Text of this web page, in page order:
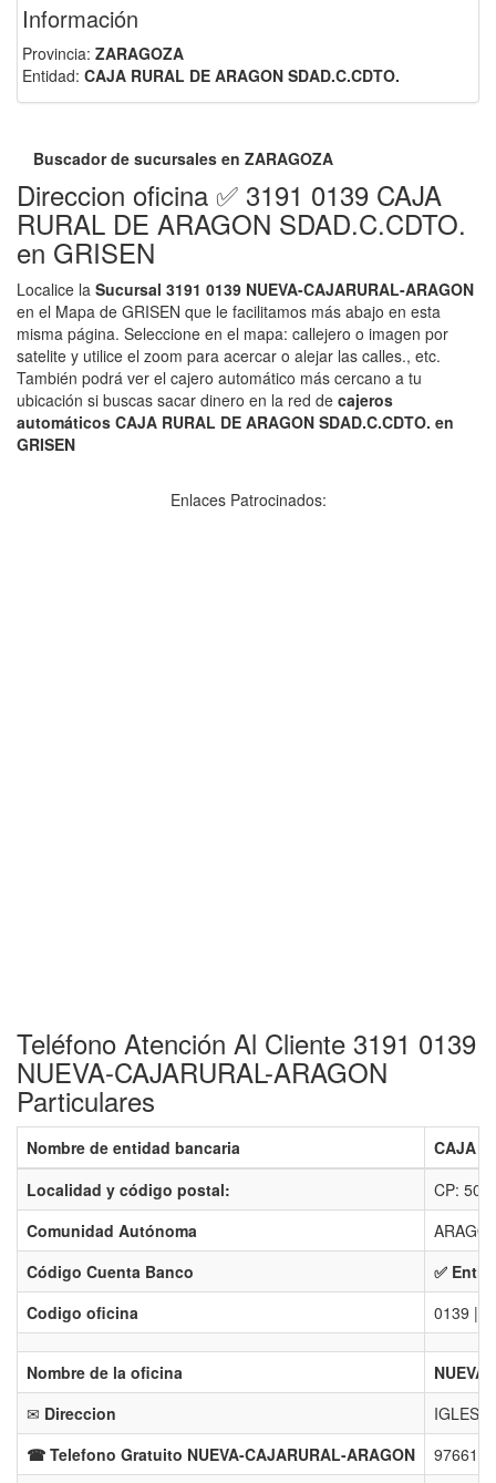
Información
Provincia: ZARAGOZA
Entidad: CAJA RURAL DE ARAGON SDAD.C.CDTO.
Buscador de sucursales en ZARAGOZA
Direccion oficina ✅ 3191 0139 CAJA
RURAL DE ARAGON SDAD.C.CDTO.
en GRISEN
Localice la Sucursal 3191 0139 NUEVA-CAJARURAL-ARAGON
en el Mapa de GRISEN que le facilitamos más abajo en esta
misma página. Seleccione en el mapa: callejero o imagen por
satelite y utilice el zoom para acercar o alejar las calles., etc.
También podrá ver el cajero automático más cercano a tu
ubicación si buscas sacar dinero en la red de cajeros
automáticos CAJA RURAL DE ARAGON SDAD.C.CDTO. en
GRISEN
Enlaces Patrocinados:
Teléfono Atención Al Cliente 3191 0139
NUEVA-CAJARURAL-ARAGON
Particulares
Nombre de entidad bancaria
CAJA
Localidad y código postal:
CP:
Comunidad Autónoma
Código Cuenta Banco
✅
Codigo oficina
0139 |
Nombre de la oficina
✉ Direccion
☎ Telefono Gratuito NUEVA-CAJARURAL-ARAGON